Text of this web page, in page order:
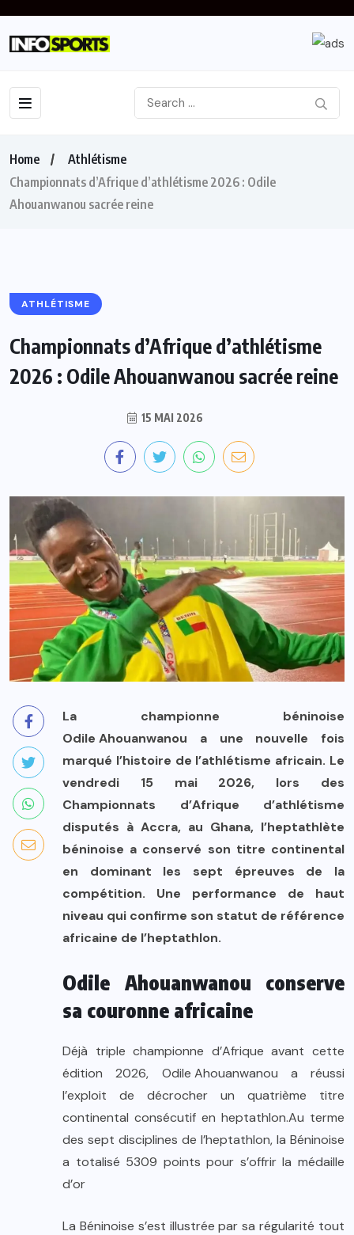
Home
Athlétisme
Championnats d’Afrique d’athlétisme 2026 : Odile
Ahouanwanou sacrée reine
ATHLÉTISME
Championnats d’Afrique d’athlétisme
2026 : Odile Ahouanwanou sacrée reine
15 MAI 2026
La championne béninoise
Odile Ahouanwanou a une nouvelle fois
marqué l’histoire de l’athlétisme africain. Le
vendredi 15 mai 2026, lors des
Championnats d’Afrique d’athlétisme
disputés à Accra, au Ghana, l’heptathlète
béninoise a conservé son titre continental
en dominant les sept épreuves de la
compétition. Une performance de haut
niveau qui confirme son statut de référence
africaine de l’heptathlon.
Odile Ahouanwanou conserve
sa couronne africaine
Déjà triple championne d’Afrique avant cette
édition 2026, Odile Ahouanwanou a réussi
l’exploit de décrocher un quatrième titre
continental consécutif en heptathlon.Au terme
des sept disciplines de l’heptathlon, la Béninoise
a totalisé 5309 points pour s’offrir la médaille
d’or
La Béninoise s’est illustrée par sa régularité tout